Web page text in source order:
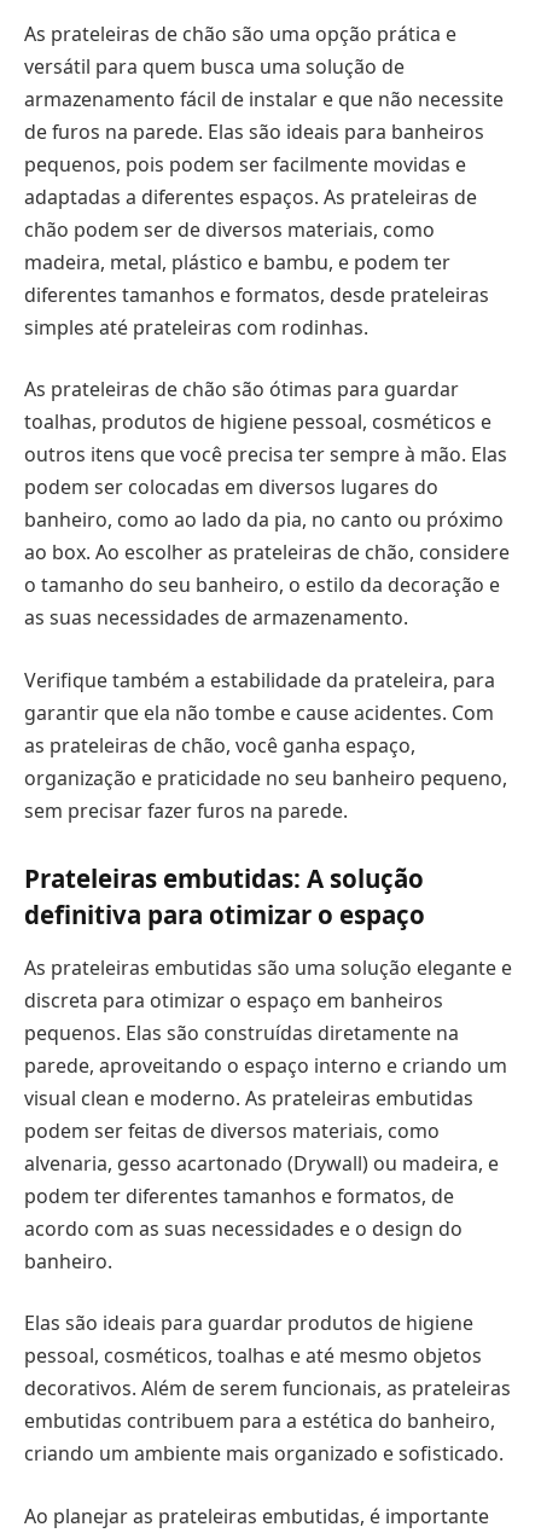
As prateleiras de chão são uma opção prática e
versátil para quem busca uma solução de
armazenamento fácil de instalar e que não necessite
de furos na parede. Elas são ideais para banheiros
pequenos, pois podem ser facilmente movidas e
adaptadas a diferentes espaços. As prateleiras de
chão podem ser de diversos materiais, como
madeira, metal, plástico e bambu, e podem ter
diferentes tamanhos e formatos, desde prateleiras
simples até prateleiras com rodinhas.
As prateleiras de chão são ótimas para guardar
toalhas, produtos de higiene pessoal, cosméticos e
outros itens que você precisa ter sempre à mão. Elas
podem ser colocadas em diversos lugares do
banheiro, como ao lado da pia, no canto ou próximo
ao box. Ao escolher as prateleiras de chão, considere
o tamanho do seu banheiro, o estilo da decoração e
as suas necessidades de armazenamento.
Verifique também a estabilidade da prateleira, para
garantir que ela não tombe e cause acidentes. Com
as prateleiras de chão, você ganha espaço,
organização e praticidade no seu banheiro pequeno,
sem precisar fazer furos na parede.
Prateleiras embutidas: A solução
definitiva para otimizar o espaço
As prateleiras embutidas são uma solução elegante e
discreta para otimizar o espaço em banheiros
pequenos. Elas são construídas diretamente na
parede, aproveitando o espaço interno e criando um
visual clean e moderno. As prateleiras embutidas
podem ser feitas de diversos materiais, como
alvenaria, gesso acartonado (Drywall) ou madeira, e
podem ter diferentes tamanhos e formatos, de
acordo com as suas necessidades e o design do
banheiro.
Elas são ideais para guardar produtos de higiene
pessoal, cosméticos, toalhas e até mesmo objetos
decorativos. Além de serem funcionais, as prateleiras
embutidas contribuem para a estética do banheiro,
criando um ambiente mais organizado e sofisticado.
Ao planejar as prateleiras embutidas, é importante